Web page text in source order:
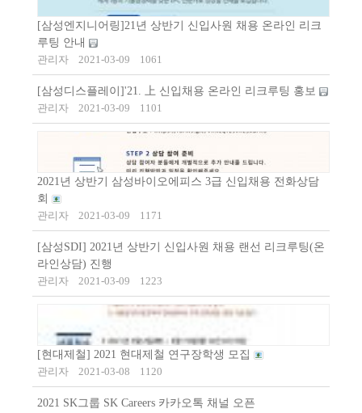
[삼성엔지니어링]21년 상반기 신입사원 채용 온라인 리크
루팅 안내
관리자
2021-03-09 1061
[삼성디스플레이]'21. 上 신입채용 온라인 리크루팅 홍보
관리자
2021-03-09 1101
2021년 상반기 삼성바이오에피스 3급 신입채용 전화상담
회
관리자
2021-03-09 1171
[삼성SDI] 2021년 상반기 신입사원 채용 랜선 리크루팅(온
라인상담) 진행
관리자
2021-03-09 1223
[현대제철] 2021 현대제철 연구장학생 모집
관리자
2021-03-08 1120
2021 SK그룹 SK Careers 카카오톡 채널 오픈